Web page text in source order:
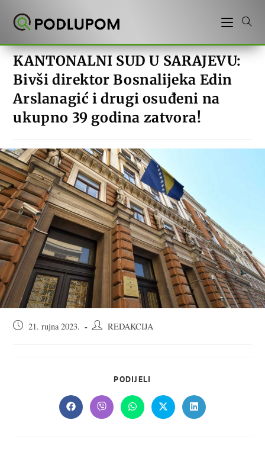
KANTONALNI SUD U SARAJEVU:
Bivši direktor Bosnalijeka Edin
Arslanagić i drugi osuđeni na
ukupno 39 godina zatvora!
Objava21. rujna 2023.
AutorREDAKCIJA
PODIJELI
CONTENT
Opens
in
Opens
in
Opens
in
Opens
in
Opens
in